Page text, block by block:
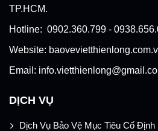
TP.HCM.
Hotline: 0902.360.799 -
Website:
Email:
DỊCH VỤ
Dịch Vụ Bảo Vệ Mục Tiêu Cố Định